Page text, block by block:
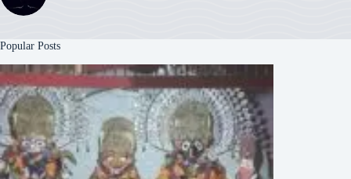
Popular Posts